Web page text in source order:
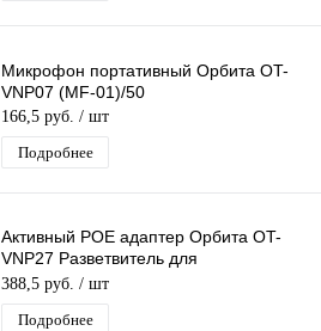
Микрофон портативный Орбита OT-
VNP07 (MF-01)/50
166,5 руб. / шт
Подробнее
Активный POE адаптер Орбита OT-
VNP27 Разветвитель для
подключения IP-камер без POE вх 36-
57V-вых 12V
388,5 руб. / шт
Подробнее